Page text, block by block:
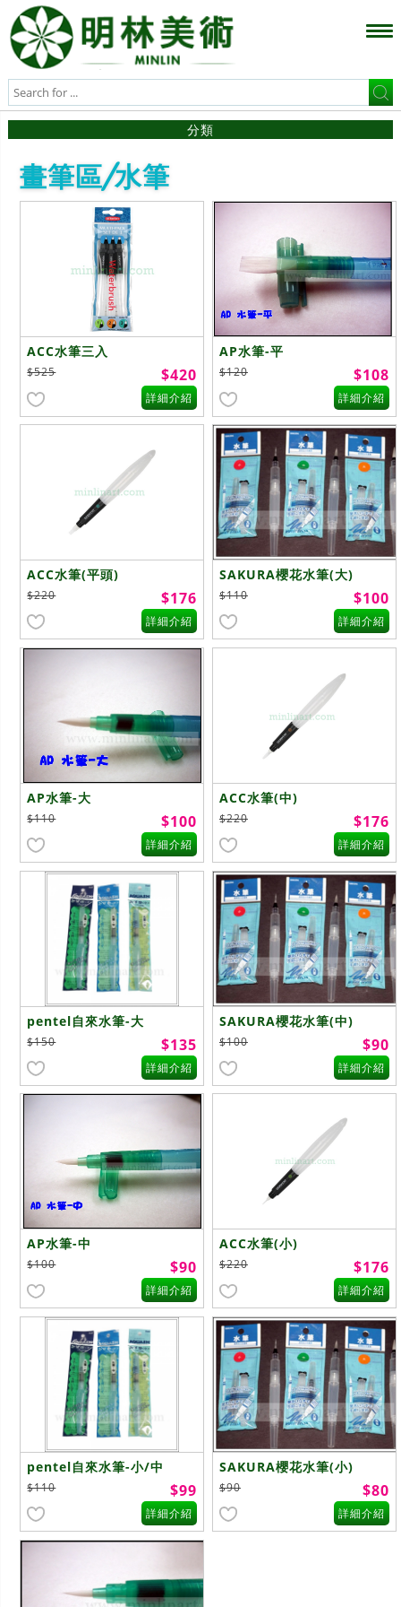
分類
畫筆區/水筆
ACC水筆三入
$525 $420
詳細介紹
AP水筆-平
$120 $108
詳細介紹
ACC水筆(平頭)
$220 $176
詳細介紹
SAKURA櫻花水筆(大)
$110 $100
詳細介紹
AP水筆-大
$110 $100
詳細介紹
ACC水筆(中)
$220 $176
詳細介紹
pentel自來水筆-大
$150 $135
詳細介紹
SAKURA櫻花水筆(中)
$100 $90
詳細介紹
AP水筆-中
$100 $90
詳細介紹
ACC水筆(小)
$220 $176
詳細介紹
pentel自來水筆-小/中
$110 $99
詳細介紹
SAKURA櫻花水筆(小)
$90 $80
詳細介紹